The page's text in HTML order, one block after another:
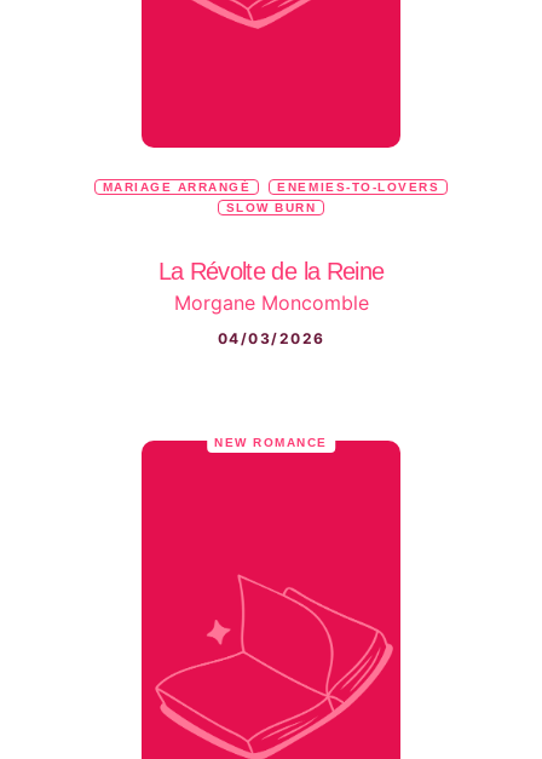
MARIAGE ARRANGÉ
ENEMIES-TO-LOVERS
SLOW BURN
La Révolte de la Reine
Morgane Moncomble
04/03/2026
NEW ROMANCE